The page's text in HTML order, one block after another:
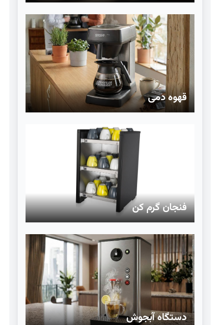
قهوه دمی
فنجان گرم کن
دستگاه آبجوش